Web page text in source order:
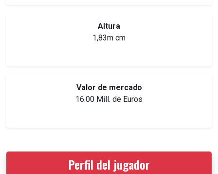
Altura
1,83m cm
Valor de mercado
16.00 Mill. de Euros
Perfil del jugador